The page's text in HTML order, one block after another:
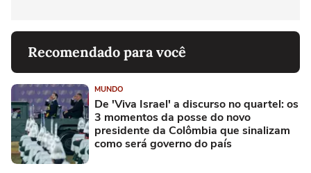
Recomendado para você
MUNDO
De 'Viva Israel' a discurso no quartel: os
3 momentos da posse do novo
presidente da Colômbia que sinalizam
como será governo do país